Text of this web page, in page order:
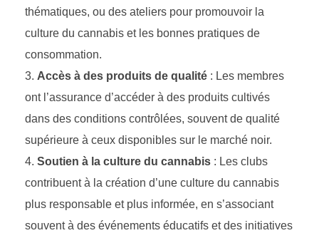
thématiques, ou des ateliers pour promouvoir la
culture du cannabis et les bonnes pratiques de
consommation.
Accès à des produits de qualité : Les membres
ont l’assurance d’accéder à des produits cultivés
dans des conditions contrôlées, souvent de qualité
supérieure à ceux disponibles sur le marché noir.
Soutien à la culture du cannabis : Les clubs
contribuent à la création d’une culture du cannabis
plus responsable et plus informée, en s’associant
souvent à des événements éducatifs et des initiatives